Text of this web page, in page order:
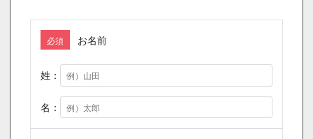
必須 お名前
姓：
名：